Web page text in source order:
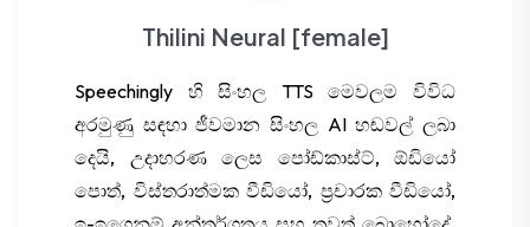
Thilini Neural [female]
Speechingly හි සිංහල TTS මෙවලම විවිධ
අරමුණු සඳහා ජීවමාන සිංහල AI හඬවල් ලබා
දෙයි, උදාහරණ ලෙස පෝඩ්කාස්ට්, ඕඩියෝ
පොත්, විස්තරාත්මක වීඩියෝ, ප්‍රචාරක වීඩියෝ,